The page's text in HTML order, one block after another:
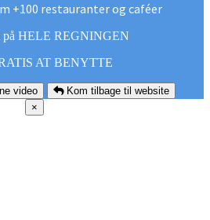
+100 restauranter og caféer
på HELE REGNINGEN
AT BENYTTE
video
Kom tilbage til website
×